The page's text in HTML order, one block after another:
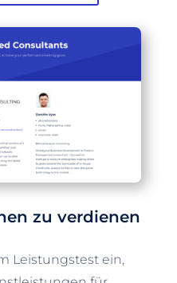
zu verdienen
Leistungstest ein,